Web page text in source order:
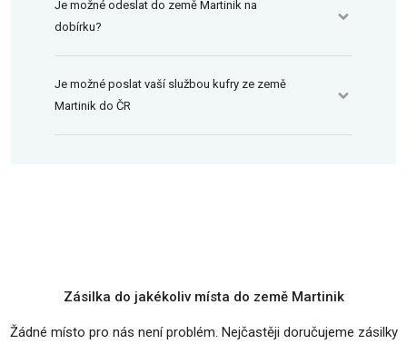
Je možné odeslat do země Martinik na
dobírku?
Je možné poslat vaší službou kufry ze země
Martinik do ČR
Zásilka do jakékoliv místa do země Martinik
Žádné místo pro nás není problém. Nejčastěji doručujeme zásilky